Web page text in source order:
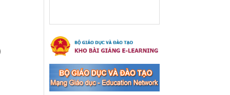
Hưởng ứng cuộc thi trực
tuyến "Tìm hiểu Nghị quyết
Trung ương 8 Khoá XIII"
Hưởng ứng cuộc thi trực tuyến
"Tìm hiểu Nghị quyết Trung
ương 8 Khoá XIII"